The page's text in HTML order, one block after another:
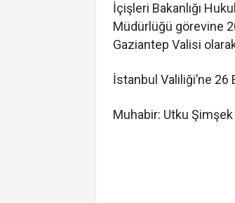
İçişleri Bakanlığı
Müdürlüğü görevine
Gaziantep Valisi
İstanbul Valiliği’ne 26
Muhabir: Utku Şimşek